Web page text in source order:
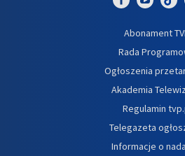
Abonament
Rada
Ogłoszenia
Akademia
Regulamin
Telegazeta
Informacje o